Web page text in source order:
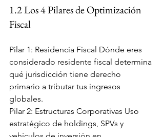
1.2 Los 4 Pilares de Optimización
Fiscal
Pilar 1: Residencia Fiscal Dónde eres
considerado residente fiscal determina
qué jurisdicción tiene derecho
primario a tributar tus ingresos
globales.
Pilar 2: Estructuras Corporativas Uso
estratégico de holdings, SPVs y